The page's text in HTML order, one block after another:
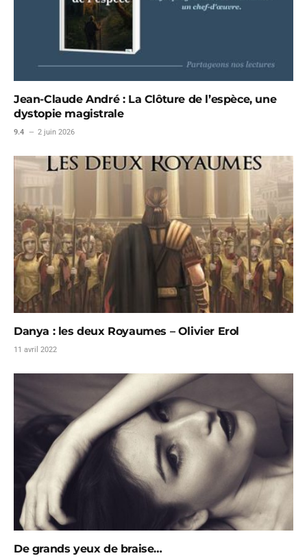
Jean-Claude André : La Clôture de l’espèce, une
dystopie magistrale
9.4 2 juin 2026
Danya : les deux Royaumes – Olivier Erol
11 avril 2022
De grands yeux de braise…